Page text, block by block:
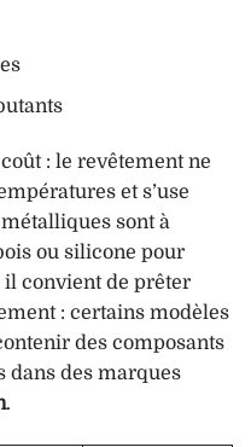
: le revêtement ne
et s’use
sont à
ou silicone pour
il convient de prêter
: certains modèles
des composants
dans des marques
.